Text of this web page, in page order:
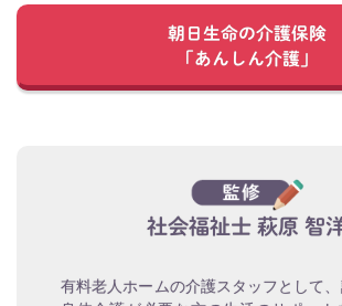
朝日生命の介護保険
「あんしん介護」
社会福祉士 萩原 智
有料老人ホームの介護スタッフとして